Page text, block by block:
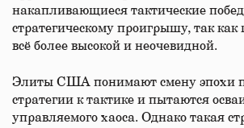
накапливающиеся тактические
стратегическому проигрышу, так как
всё более высокой и неочевидной.
Элиты США понимают смену эпохи
стратегии к тактике и пытаются
управляемого хаоса. Однако такая